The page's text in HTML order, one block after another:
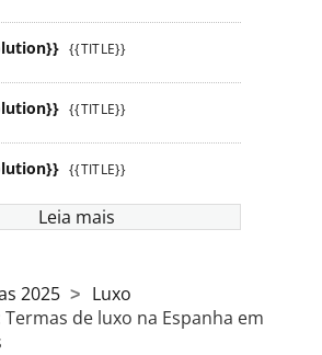
{{TITLE}}
{{TITLE}}
{{TITLE}}
Leia mais
2025
Luxo
de luxo na Espanha em